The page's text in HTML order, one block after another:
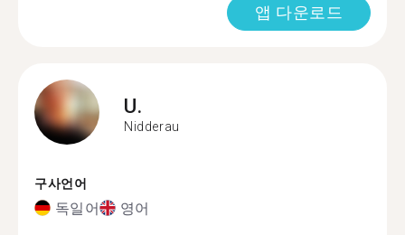
앱 다운로드
U.
Nidderau
구사언어
독일어 영어